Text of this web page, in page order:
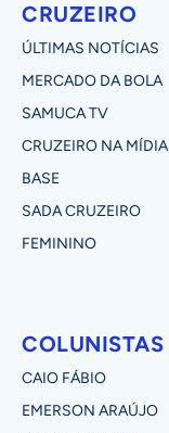
CRUZEIRO
ÚLTIMAS NOTÍCIAS
MERCADO DA BOLA
SAMUCA TV
CRUZEIRO NA MÍDIA
BASE
SADA CRUZEIRO
FEMININO
COLUNISTAS
CAIO FÁBIO
EMERSON ARAÚJO